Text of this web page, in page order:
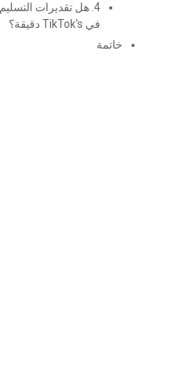
4. هل تقديرات التسليم
في TikTok's دقيقة؟
خاتمة